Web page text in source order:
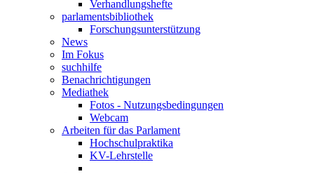
Verhandlungshefte
parlamentsbibliothek
Forschungsunterstützung
News
Im Fokus
suchhilfe
Benachrichtigungen
Mediathek
Fotos - Nutzungsbedingungen
Webcam
Arbeiten für das Parlament
Hochschulpraktika
KV-Lehrstelle